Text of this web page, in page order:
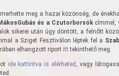
meg a hazai közönség, de
és a Czutorborsókcímmel,
sikerei után úgy döntött, a felnőtt
a Sziget Fesztiválon léptek fel a
elhangzott riport itttekinthető meg.
ide kattintva is elérheted , vagy